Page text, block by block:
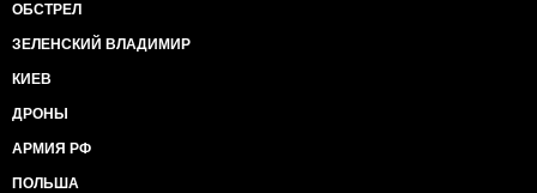
ОБСТРЕЛ
ЗЕЛЕНСКИЙ ВЛАДИМИР
КИЕВ
ДРОНЫ
АРМИЯ РФ
ПОЛЬША